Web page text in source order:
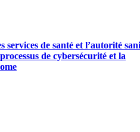
services de santé et l’autorité
de cybersécurité et la